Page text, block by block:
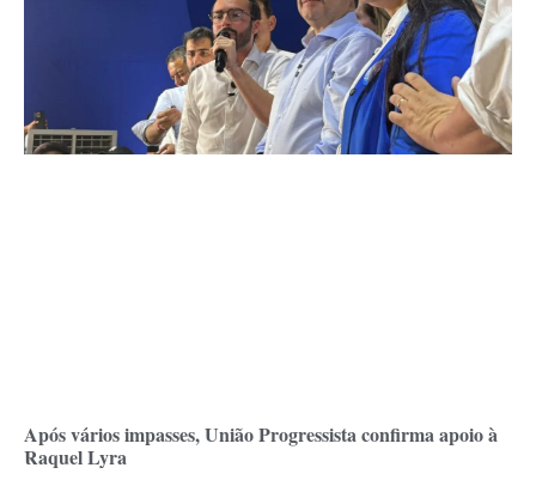
Após vários impasses, União Progressista confirma apoio à
Raquel Lyra